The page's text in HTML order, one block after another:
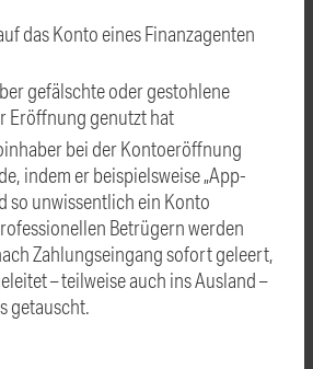
das Konto eines Finanzagenten
gefälschte oder gestohlene
Eröffnung genutzt hat
bei der Kontoeröffnung
indem er beispielsweise „App-
so unwissentlich ein Konto
Betrügern werden
Zahlungseingang sofort geleert,
– teilweise auch ins Ausland –
getauscht.